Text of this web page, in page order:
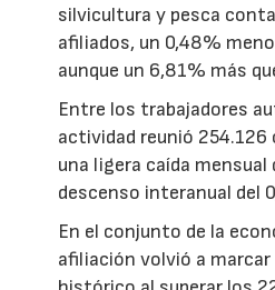
silvicultura y pesca
afiliados, un 0,48%
aunque un 6,81% más
Entre los trabajadores
actividad reunió
una ligera caída mensual
descenso interanual del
En el conjunto de la
afiliación volvió a